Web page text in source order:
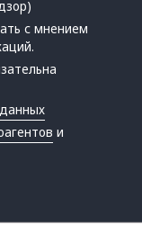
с мнением
и